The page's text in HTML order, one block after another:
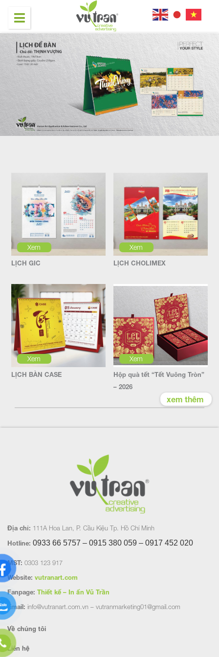
Xem
LỊCH GIC
Xem
LỊCH CHOLIMEX
Xem
LỊCH BÀN CASE
Xem
Hộp quà tết “Tết Vuông Tròn”
– 2026
xem thêm
Địa chỉ: 111A Hoa Lan, P. Cầu Kiệu Tp. Hồ Chí Minh
Hotline: 0933 66 5757 – 0915 380 059 – 0917 452 020
MST: 0303 123 917
Website: vutranart.com
Fanpage: Thiết kế – In ấn Vũ Trần
Email: info@vutranart.com.vn – vutranmarketing01@gmail.com
Về chúng tôi
Liên hệ